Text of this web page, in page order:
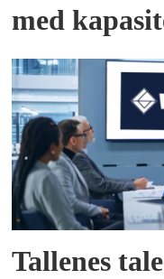
med
Tallenes